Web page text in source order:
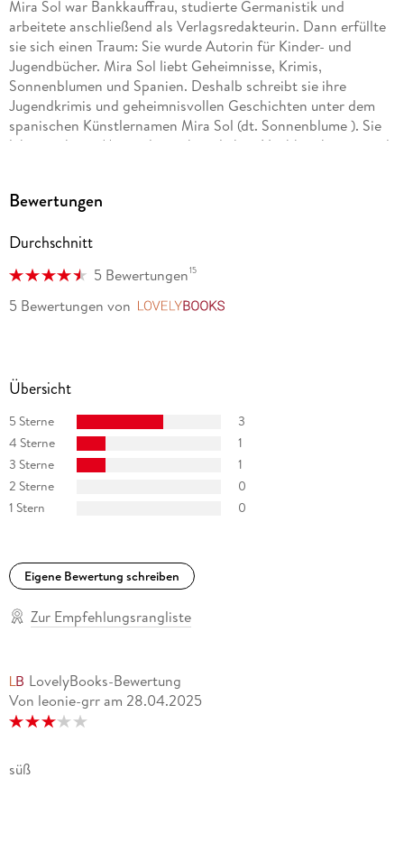
Mira Sol war Bankkauffrau, studierte Germanistik und
arbeitete anschließend als Verlagsredakteurin. Dann erfüllte
sie sich einen Traum: Sie wurde Autorin für Kinder- und
Jugendbücher. Mira Sol liebt Geheimnisse, Krimis,
Sonnenblumen und Spanien. Deshalb schreibt sie ihre
Jugendkrimis und geheimnisvollen Geschichten unter dem
spanischen Künstlernamen Mira Sol (dt. Sonnenblume ). Sie
lebt mit ihrem Mann, drei anhänglichen Nachbarskatzen und
Bewertungen
Durchschnitt
5 Bewertungen15
5 Bewertungen von
Übersicht
5 Sterne
3
4 Sterne
1
3 Sterne
1
2 Sterne
0
1 Stern
0
Eigene Bewertung schreiben
Zur Empfehlungsrangliste
LovelyBooks-Bewertung
Von leonie-grr am 28.04.2025
süß